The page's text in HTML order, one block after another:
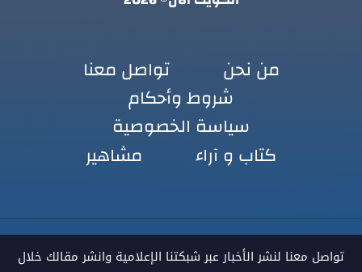
من نحن
تواصل معنا
شروط وأحكام
سياسة الخصوصية
كتاب و آراء
مشاهير
تواصل معنا لنشر الأخبار عبر شبكتنا الإعلامية وانشر مقالك خلال